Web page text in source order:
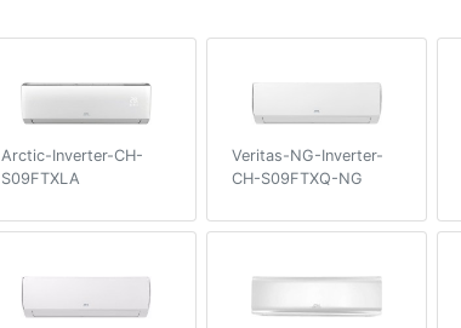
Arctic-Inverter-CH-
S09FTXLA
Veritas-NG-Inverter-
CH-S09FTXQ-NG